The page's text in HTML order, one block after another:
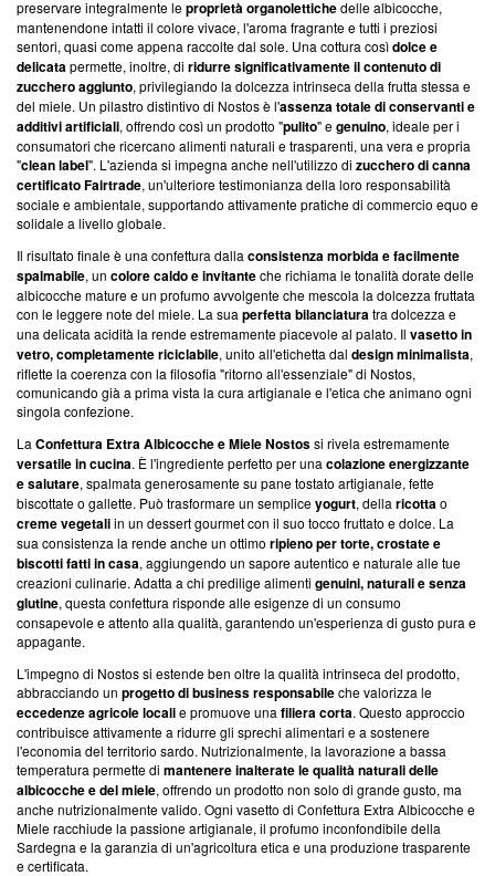
preservare integralmente leproprietà organolettichedelle albicocche,
mantenendone intatti il colore vivace, l'aroma fragrante e tutti i preziosi
sentori, quasi come appena raccolte dal sole. Una cottura cosìdolce e
delicatapermette, inoltre, di ridurre significativamente il contenuto di
zucchero aggiunto, privilegiando la dolcezza intrinseca della frutta stessa e
del miele. Un pilastro distintivo di Nostos è l'assenza totale di conservanti e
additivi artificiali, offrendo così un prodotto "pulito" egenuino, ideale per i
consumatori che ricercano alimenti naturali e trasparenti, una vera e propria
"clean label". L'azienda si impegna anche nell'utilizzo di zucchero di canna
certificato Fairtrade, un'ulteriore testimonianza della loro responsabilità
sociale e ambientale, supportando attivamente pratiche di commercio equo e
solidale a livello globale.
Il risultato finale è una confettura dalla consistenza morbida e facilmente
spalmabile, un colore caldo e invitanteche richiama le tonalità dorate delle
albicocche mature e un profumo avvolgente che mescola la dolcezza fruttata
con le leggere note del miele. La sua perfetta bilanciaturatra dolcezza e
una delicata acidità la rende estremamente piacevole al palato. Il vasetto in
vetro, completamente riciclabile, unito all'etichetta dal design minimalista,
riflette la coerenza con la filosofia "ritorno all'essenziale" di Nostos,
comunicando già a prima vista la cura artigianale e l'etica che animano ogni
singola confezione.
La Confettura Extra Albicocche e Miele Nostossi rivela estremamente
versatile in cucina. È l'ingrediente perfetto per una colazione energizzante
e salutare, spalmata generosamente su pane tostato artigianale, fette
biscottate o gallette. Può trasformare un sempliceyogurt, della ricottao
creme vegetaliin un dessert gourmet con il suo tocco fruttato e dolce. La
sua consistenza la rende anche un ottimo ripieno per torte, crostate e
biscotti fatti in casa, aggiungendo un sapore autentico e naturale alle tue
creazioni culinarie. Adatta a chi predilige alimenti genuini, naturali e senza
glutine, questa confettura risponde alle esigenze di un consumo
consapevole e attento alla qualità, garantendo un'esperienza di gusto pura e
appagante.
L'impegno di Nostos si estende ben oltre la qualità intrinseca del prodotto,
abbracciando un progetto di business responsabileche valorizza le
eccedenze agricole localie promuove una filiera corta. Questo approccio
contribuisce attivamente a ridurre gli sprechi alimentari e a sostenere
l'economia del territorio sardo. Nutrizionalmente, la lavorazione a bassa
temperatura permette di mantenere inalterate le qualità naturali delle
albicocche e del miele, offrendo un prodotto non solo di grande gusto, ma
anche nutrizionalmente valido. Ogni vasetto di Confettura Extra Albicocche e
Miele racchiude la passione artigianale, il profumo inconfondibile della
Sardegna e la garanzia di un'agricoltura etica e una produzione trasparente
e certificata.